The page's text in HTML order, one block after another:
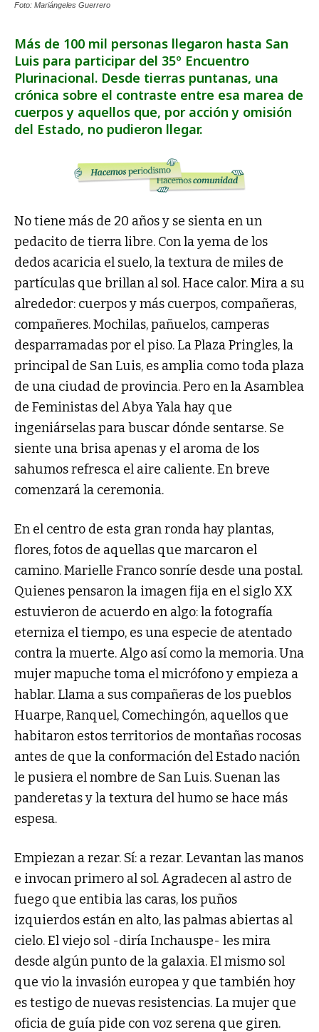
Foto: Mariángeles Guerrero
Más de 100 mil personas llegaron hasta San
Luis para participar del 35º Encuentro
Plurinacional. Desde tierras puntanas, una
crónica sobre el contraste entre esa marea de
cuerpos y aquellos que, por acción y omisión
del Estado, no pudieron llegar.
No tiene más de 20 años y se sienta en un
pedacito de tierra libre. Con la yema de los
dedos acaricia el suelo, la textura de miles de
partículas que brillan al sol. Hace calor. Mira a su
alrededor: cuerpos y más cuerpos, compañeras,
compañeres. Mochilas, pañuelos, camperas
desparramadas por el piso. La Plaza Pringles, la
principal de San Luis, es amplia como toda plaza
de una ciudad de provincia. Pero en la Asamblea
de Feministas del Abya Yala hay que
ingeniárselas para buscar dónde sentarse. Se
siente una brisa apenas y el aroma de los
sahumos refresca el aire caliente. En breve
comenzará la ceremonia.
En el centro de esta gran ronda hay plantas,
flores, fotos de aquellas que marcaron el
camino. Marielle Franco sonríe desde una postal.
Quienes pensaron la imagen fija en el siglo XX
estuvieron de acuerdo en algo: la fotografía
eterniza el tiempo, es una especie de atentado
contra la muerte. Algo así como la memoria. Una
mujer mapuche toma el micrófono y empieza a
hablar. Llama a sus compañeras de los pueblos
Huarpe, Ranquel, Comechingón, aquellos que
habitaron estos territorios de montañas rocosas
antes de que la conformación del Estado nación
le pusiera el nombre de San Luis. Suenan las
panderetas y la textura del humo se hace más
espesa.
Empiezan a rezar. Sí: a rezar. Levantan las manos
e invocan primero al sol. Agradecen al astro de
fuego que entibia las caras, los puños
izquierdos están en alto, las palmas abiertas al
cielo. El viejo sol -diría Inchauspe- les mira
desde algún punto de la galaxia. El mismo sol
que vio la invasión europea y que también hoy
es testigo de nuevas resistencias. La mujer que
oficia de guía pide con voz serena que giren.